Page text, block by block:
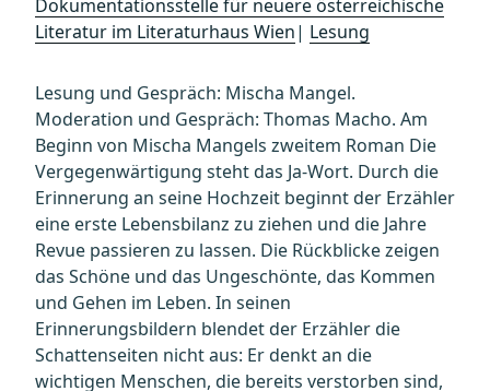
Dokumentationsstelle für neuere österreichische
Literatur im Literaturhaus Wien| Lesung
Lesung und Gespräch: Mischa Mangel.
Moderation und Gespräch: Thomas Macho. Am
Beginn von Mischa Mangels zweitem Roman Die
Vergegenwärtigung steht das Ja-Wort. Durch die
Erinnerung an seine Hochzeit beginnt der Erzähler
eine erste Lebensbilanz zu ziehen und die Jahre
Revue passieren zu lassen. Die Rückblicke zeigen
das Schöne und das Ungeschönte, das Kommen
und Gehen im Leben. In seinen
Erinnerungsbildern blendet der Erzähler die
Schattenseiten nicht aus: Er denkt an die
wichtigen Menschen, die bereits verstorben sind,